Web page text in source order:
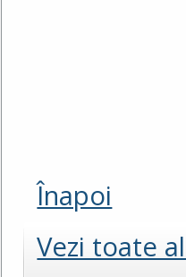
Înapoi
Vezi toate